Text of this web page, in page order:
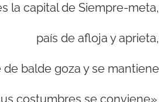
la capital de Siempre-meta,
país de afloja y aprieta,
de balde goza y se mantiene
costumbres se conviene».